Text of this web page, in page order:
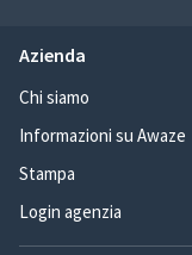
Azienda
Chi siamo
Informazioni su Awaze
Stampa
Login agenzia